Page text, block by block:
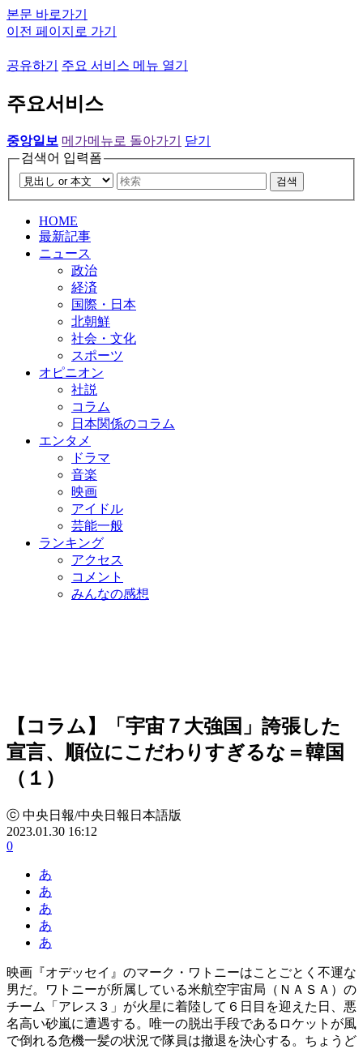
본문 바로가기
이전 페이지로 가기
공유하기 주요 서비스 메뉴 열기
주요서비스
중앙일보 메가메뉴로 돌아가기
닫기
검색어 입력폼
검색
HOME
最新記事
ニュース
政治
経済
国際・日本
北朝鮮
社会・文化
スポーツ
オピニオン
社説
コラム
日本関係のコラム
エンタメ
ドラマ
音楽
映画
アイドル
芸能一般
ランキング
アクセス
コメント
みんなの感想
【コラム】「宇宙７大強国」誇張した
宣言、順位にこだわりすぎるな＝韓国
（１）
ⓒ 中央日報/中央日報日本語版
2023.01.30 16:12
0
あ
あ
あ
あ
あ
映画『オデッセイ』のマーク・ワトニーはことごとく不運な
男だ。ワトニーが所属している米航空宇宙局（ＮＡＳＡ）の
チーム「アレス３」が火星に着陸して６日目を迎えた日、悪
名高い砂嵐に遭遇する。唯一の脱出手段であるロケットが風
で倒れる危機一髪の状況で隊員は撤退を決心する。ちょうど